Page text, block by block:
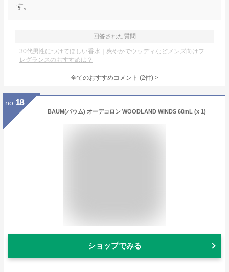
す。
回答された質問
30代男性につけてほしい香水｜爽やかでウッディなどメンズ向けフ
レグランスのおすすめは？
全てのおすすめコメント (2件) >
no. 18
BAUM(バウム) オーデコロン WOODLAND WINDS 60mL (x 1)
ショップでみる